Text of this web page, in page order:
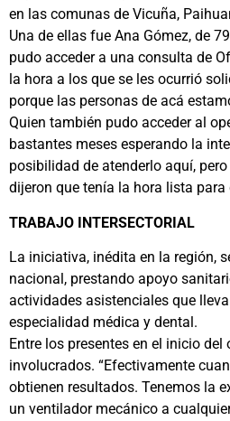
en las comunas de Vicuña,
Una de ellas fue Ana Gómez, de
pudo acceder a una consulta de
la hora a los que se les ocurrió
porque las personas de acá
Quien también pudo acceder al
bastantes meses esperando la
posibilidad de atenderlo aquí,
dijeron que tenía la hora lista para
TRABAJO INTERSECTORIAL
La iniciativa, inédita en la región,
nacional, prestando apoyo
actividades asistenciales que
especialidad médica y dental.
Entre los presentes en el inicio
involucrados. “Efectivamente
obtienen resultados. Tenemos la
un ventilador mecánico a